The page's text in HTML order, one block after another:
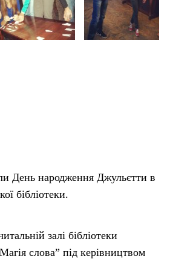
День народження Джульєтти в
бібліотеки.
залі бібліотеки
слова” під керівництвом